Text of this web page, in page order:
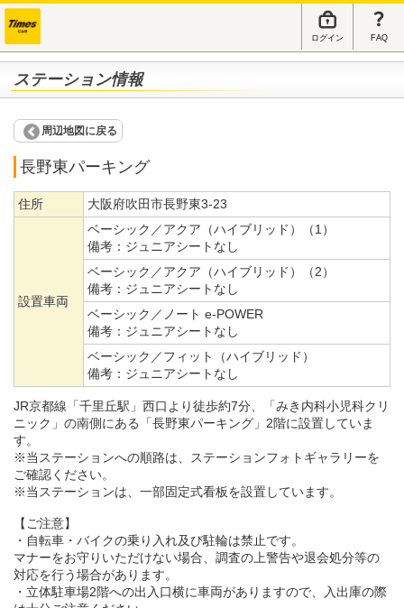
ログイン FAQ
ステーション情報
周辺地図に戻る
長野東パーキング
住所 大阪府吹田市長野東3-23
設置車両
ベーシック／アクア（ハイブリッド）（1）
備考： ジュニアシートなし
ベーシック／アクア（ハイブリッド）（2）
備考： ジュニアシートなし
ベーシック／ノート e-POWER
備考： ジュニアシートなし
ベーシック／フィット（ハイブリッド）
備考： ジュニアシートなし
JR京都線「千里丘駅」西口より徒歩約7分、「みき内科小児科クリ
ニック」の南側にある「長野東パーキング」2階に設置していま
す。
※当ステーションへの順路は、ステーションフォトギャラリーを
ご確認ください。
※当ステーションは、一部固定式看板を設置しています。
【ご注意】
・自転車・バイクの乗り入れ及び駐輪は禁止です。
マナーをお守りいただけない場合、調査の上警告や退会処分等の
対応を行う場合があります。
・立体駐車場2階への出入口横に車両がありますので、入出庫の際